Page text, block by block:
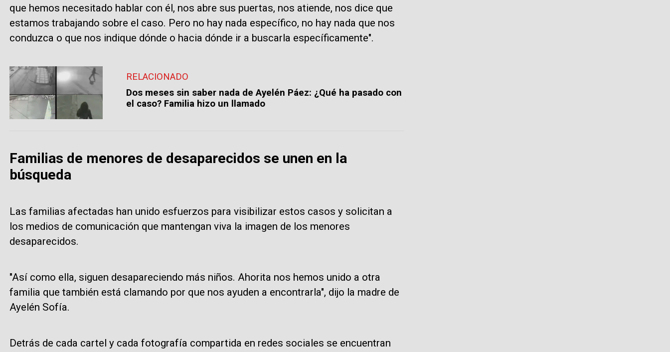
que hemos necesitado hablar con él, nos abre sus puertas, nos atiende, nos dice que
estamos trabajando sobre el caso. Pero no hay nada específico, no hay nada que nos
conduzca o que nos indique dónde o hacia dónde ir a buscarla específicamente".
RELACIONADO
Dos meses sin saber nada de Ayelén Páez: ¿Qué ha pasado con
el caso? Familia hizo un llamado
Familias de menores de desaparecidos se unen en la
búsqueda
Las familias afectadas han unido esfuerzos para visibilizar estos casos y solicitan a
los medios de comunicación que mantengan viva la imagen de los menores
desaparecidos.
"Así como ella, siguen desapareciendo más niños. Ahorita nos hemos unido a otra
familia que también está clamando por que nos ayuden a encontrarla", dijo la madre de
Ayelén Sofía.
Detrás de cada cartel y cada fotografía compartida en redes sociales se encuentran